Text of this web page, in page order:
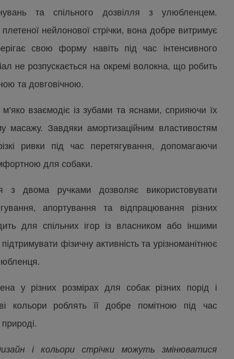
та спільного дозвілля з улюбленцем.
нейлонової стрічки, вона добре витримує
свою форму навіть під час інтенсивного
не розпускається на окремі волокна, що робить
та довговічною.
м’яко взаємодіє із зубами та яснами, сприяючи їх
масажу. Завдяки амортизаційним властивостям
ривки під час перетягування, допомагаючи
для собаки.
з двома ручками дозволяє використовувати
апортування та відпрацювання різних
для спільних ігор із власником або іншими
фізичну активність та урізноманітнює
у різних розмірах для собак різних порід і
кольори роблять її добре помітною під час
і кольори стрічки можуть змінюватися